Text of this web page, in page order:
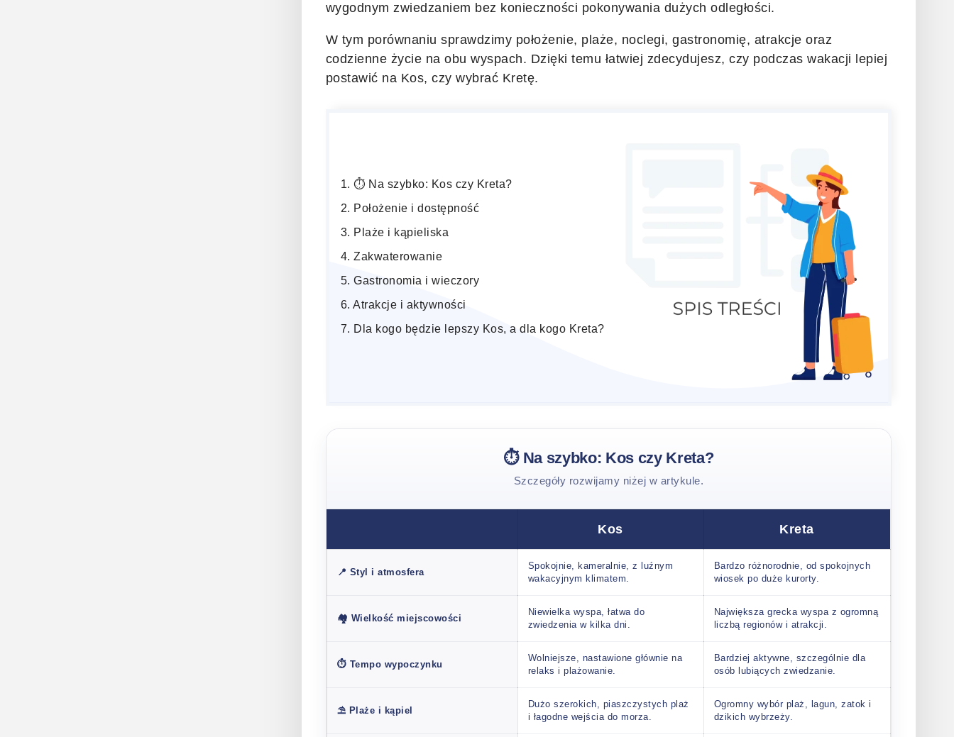
wygodnym zwiedzaniem bez konieczności pokonywania dużych odległości.
W tym porównaniu sprawdzimy położenie, plaże, noclegi, gastronomię, atrakcje oraz
codzienne życie na obu wyspach. Dzięki temu łatwiej zdecydujesz, czy podczas wakacji lepiej
postawić na Kos, czy wybrać Kretę.
⏱️ Na szybko: Kos czy Kreta?
Położenie i dostępność
Plaże i kąpieliska
Zakwaterowanie
Gastronomia i wieczory
Atrakcje i aktywności
Dla kogo będzie lepszy Kos, a dla kogo Kreta?
⏱️ Na szybko: Kos czy Kreta?
Szczegóły rozwijamy niżej w artykule.
Kos Kreta
📍 Styl i atmosfera
Spokojnie, kameralnie, z luźnym
wakacyjnym klimatem.
Bardzo różnorodnie, od spokojnych
wiosek po duże kurorty.
🏘️ Wielkość miejscowości
Niewielka wyspa, łatwa do
zwiedzenia w kilka dni.
Największa grecka wyspa z ogromną
liczbą regionów i atrakcji.
⏱️ Tempo wypoczynku
Wolniejsze, nastawione głównie na
relaks i plażowanie.
Bardziej aktywne, szczególnie dla
osób lubiących zwiedzanie.
⛱️ Plaże i kąpiel
Dużo szerokich, piaszczystych plaż
i łagodne wejścia do morza.
Ogromny wybór plaż, lagun, zatok i
dzikich wybrzeży.